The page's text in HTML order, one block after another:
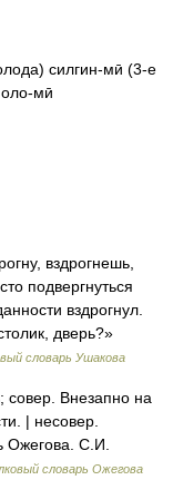
силгин-мӣ (3-е
оло-мӣ
вздрогнешь,
подвергнуться
вздрогнул.
дверь?»
словарь Ушакова
Внезапно на
| несовер.
Ожегова. С.И.
словарь Ожегова